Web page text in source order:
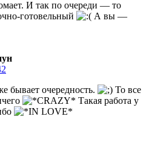
И так по очереди — то
готовельный
А вы —
бывает очередность.
То все
Такая работа у